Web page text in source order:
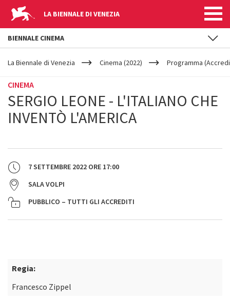
LA BIENNALE DI VENEZIA
YOUR
ARE
La Biennale di Venezia Cinema (2022) Programma
CINEMA
SERGIO LEONE - L'ITALIANO CHE
INVENTÒ L'AMERICA
7 SETTEMBRE 2022 ORE 17:00
SALA VOLPI
PUBBLICO – TUTTI GLI ACCREDITI
Regia:
Francesco Zippel
BIENNALE CINEMA